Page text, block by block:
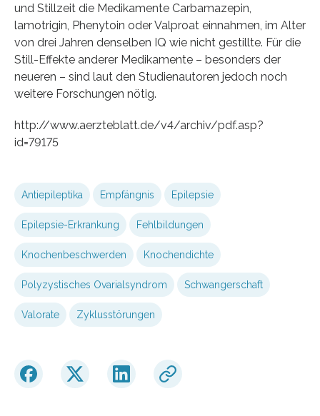
und Stillzeit die Medikamente Carbamazepin,
lamotrigin, Phenytoin oder Valproat einnahmen, im Alter
von drei Jahren denselben IQ wie nicht gestillte. Für die
Still-Effekte anderer Medikamente – besonders der
neueren – sind laut den Studienautoren jedoch noch
weitere Forschungen nötig.
http://www.aerzteblatt.de/v4/archiv/pdf.asp?
id=79175
Antiepileptika Empfängnis Epilepsie
Epilepsie-Erkrankung Fehlbildungen
Knochenbeschwerden Knochendichte
Polyzystisches Ovarialsyndrom Schwangerschaft
Valorate Zyklusstörungen